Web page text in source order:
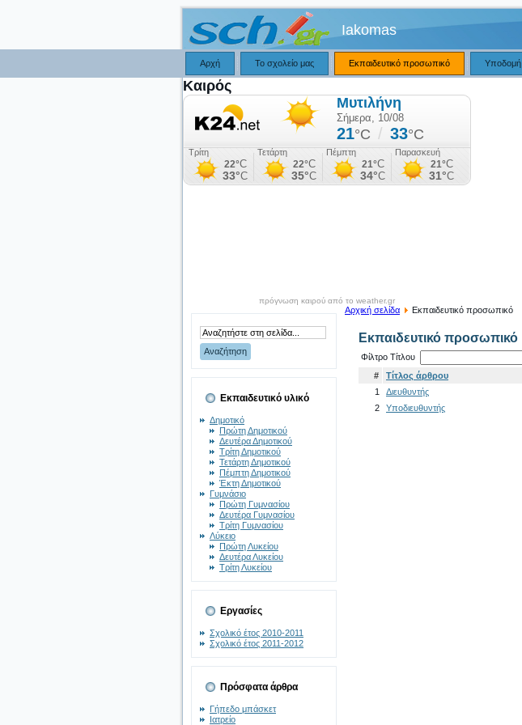
Iakomas
Αρχή Το σχολείο μας Εκπαιδευτικό προσωπικό Υποδομή
Καιρός
πρόγνωση καιρού από το weather.gr
Εκπαιδευτικό υλικό
Δημοτικό
Πρώτη Δημοτικού
Δευτέρα Δημοτικού
Τρίτη Δημοτικού
Τετάρτη Δημοτικού
Πέμπτη Δημοτικού
Έκτη Δημοτικού
Γυμνάσιο
Πρώτη Γυμνασίου
Δευτέρα Γυμνασίου
Τρίτη Γυμνασίου
Λύκειο
Πρώτη Λυκείου
Δευτέρα Λυκείου
Τρίτη Λυκείου
Εργασίες
Σχολικό έτος 2010-2011
Σχολικό έτος 2011-2012
Πρόσφατα άρθρα
Γήπεδο μπάσκετ
Ιατρείο
Αρχική σελίδα Εκπαιδευτικό προσωπικό
Εκπαιδευτικό προσωπικό
Φίλτρο Τίτλου
#
Τίτλος άρθρου
1
Διευθυντής
2
Υποδιευθυντής